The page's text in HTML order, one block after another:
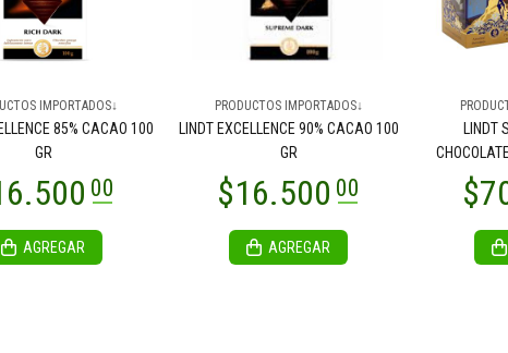
IMPORTADOS↓
85% CACAO 100
GR
AGREGAR
PRODUCTOS IMPORTADOS↓
LINDT EXCELLENCE 90% CACAO 100
GR
AGREGAR